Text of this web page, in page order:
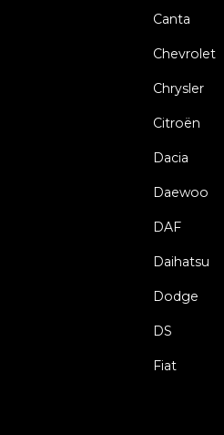
Canta
Chevrolet
Chrysler
Citroën
Dacia
Daewoo
DAF
Daihatsu
Dodge
DS
Fiat